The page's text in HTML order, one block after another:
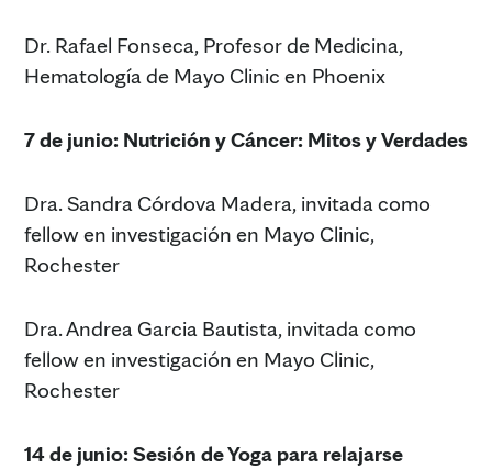
Dr. Rafael Fonseca, Profesor de Medicina,
Hematología de Mayo Clinic en Phoenix
7 de junio: Nutrición y Cáncer: Mitos y Verdades
Dra. Sandra Córdova Madera, invitada como
fellow en investigación en Mayo Clinic,
Rochester
Dra. Andrea Garcia Bautista, invitada como
fellow en investigación en Mayo Clinic,
Rochester
14 de junio:Sesión de Yoga para relajarse